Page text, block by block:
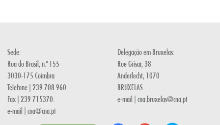
Sede:
Rua do Brasil, n.º 155
3030-175 Coimbra
Telefone | 239 708 960.
Fax | 239 715370.
e-mail | cna@cna.pt
Delegação em Bruxelas:
Rue Grisar, 38
Anderlecht, 1070
BRUXELAS
e-mail | cna.bruxelas@cna.pt